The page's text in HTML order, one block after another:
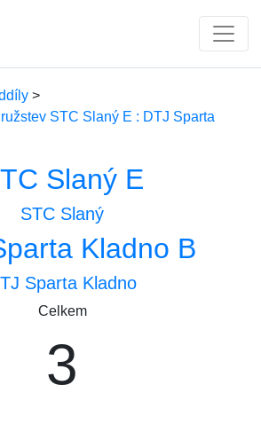
>
STC Slaný E : DTJ Sparta
Slaný E
STC Slaný
Kladno B
Sparta Kladno
Celkem
3